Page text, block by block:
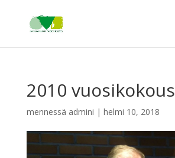
2010 vuosikokous
mennessä admini | helmi 10, 2018